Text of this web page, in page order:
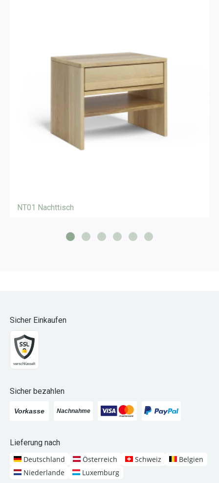
NT01 Nachttisch
Sicher Einkaufen
Sicher bezahlen
Lieferung nach
Deutschland
Österreich Schweiz
Belgien
Niederlande
Luxemburg